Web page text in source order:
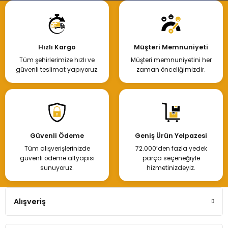
Hızlı Kargo
Tüm şehirlerimize hızlı ve
güvenli teslimat yapıyoruz.
Müşteri Memnuniyeti
Müşteri memnuniyetini her
zaman önceliğimizdir.
Güvenli Ödeme
Tüm alışverişlerinizde
güvenli ödeme altyapısı
sunuyoruz.
Geniş Ürün Yelpazesi
72.000’den fazla yedek
parça seçeneğiyle
hizmetinizdeyiz.
Alışveriş